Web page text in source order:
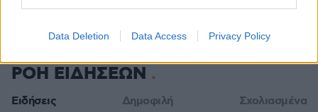
Data Deletion Data Access Privacy Policy
Επαγγελματική Εκπαίδευση & Εξειδίκευση: Το Mοντέλο που
ΡΟΗ ΕΙΔΗΣΕΩΝ
Ειδήσεις Δημοφιλή Σχολιασμένα